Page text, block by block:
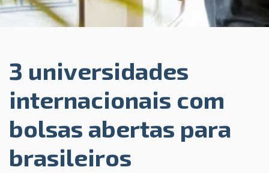
3 universidades
internacionais com
bolsas abertas para
brasileiros